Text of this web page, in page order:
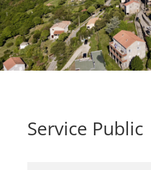
Service Public